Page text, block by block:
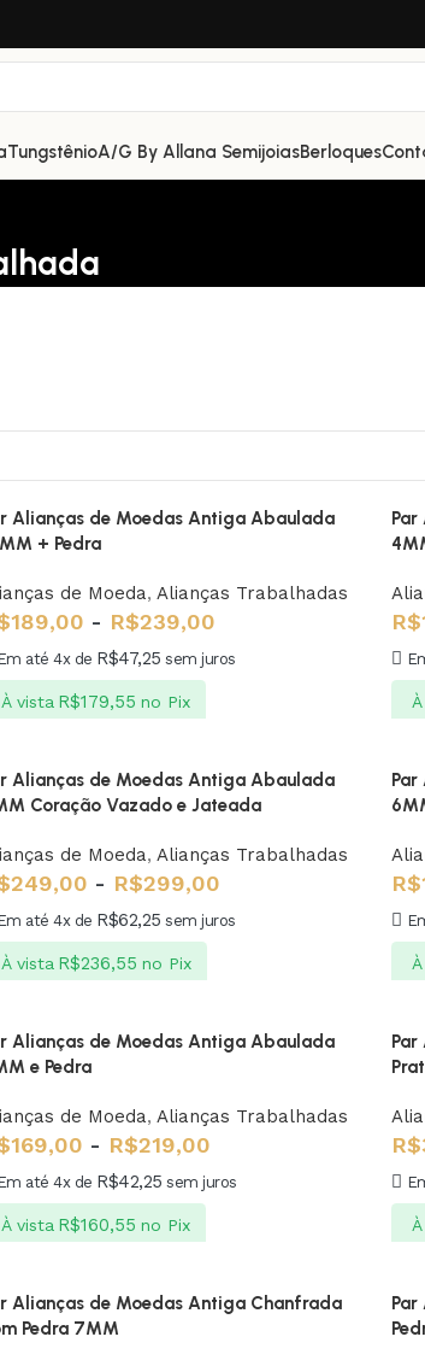
TungstênioA/G By Allana SemijoiasBerloques
Alianças de Moedas Antiga Abaulada
+ Pedra
de Moeda, Alianças Trabalhadas
189,00 - R$239,00
Em até 4x de R$47,25 sem juros
À vista R$179,55 no Pix
R$
Alianças de Moedas Antiga Abaulada
Coração Vazado e Jateada
de Moeda, Alianças Trabalhadas
249,00 - R$299,00
Em até 4x de R$62,25 sem juros
À vista R$236,55 no Pix
R$
Alianças de Moedas Antiga Abaulada
e Pedra
de Moeda, Alianças Trabalhadas
169,00 - R$219,00
Em até 4x de R$42,25 sem juros
À vista R$160,55 no Pix
R$
Alianças de Moedas Antiga Chanfrada
Pedra 7MM